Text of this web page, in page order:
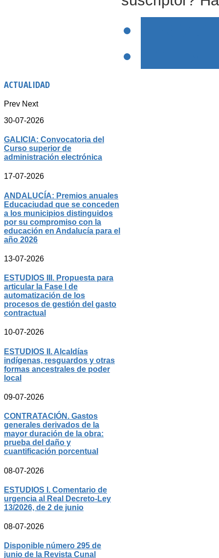
ACTUALIDAD
Prev Next
30-07-2026
GALICIA: Convocatoria del
Curso superior de
administración electrónica
17-07-2026
ANDALUCÍA: Premios anuales
Educaciudad que se conceden
a los municipios distinguidos
por su compromiso con la
educación en Andalucía para el
año 2026
13-07-2026
ESTUDIOS III. Propuesta para
articular la Fase I de
automatización de los
procesos de gestión del gasto
contractual
10-07-2026
ESTUDIOS II. Alcaldías
indígenas, resguardos y otras
formas ancestrales de poder
local
09-07-2026
CONTRATACIÓN. Gastos
generales derivados de la
mayor duración de la obra:
prueba del daño y
cuantificación porcentual
08-07-2026
ESTUDIOS I. Comentario de
urgencia al Real Decreto-Ley
13/2026, de 2 de junio
08-07-2026
Disponible número 295 de
junio de la Revista Cunal